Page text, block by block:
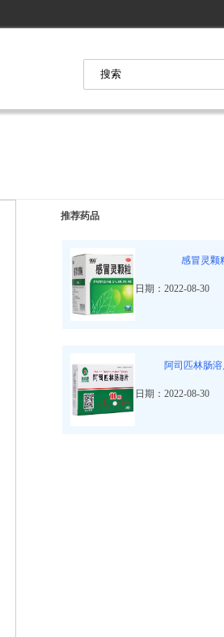
推荐药品
感冒灵颗
日期：2022-08-30
阿司匹林肠
日期：2022-08-30